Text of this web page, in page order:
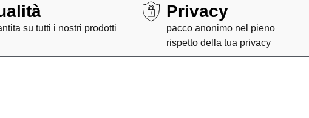
su tutti i nostri prodotti
Privacy
pacco anonimo nel pieno
rispetto della tua privacy